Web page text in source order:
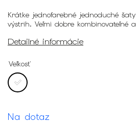
Krátke jednofarebné jednoduché
výstrih. Veľmi dobre kombinovateľné
Detailné informácie
Veľkosť
Na dotaz